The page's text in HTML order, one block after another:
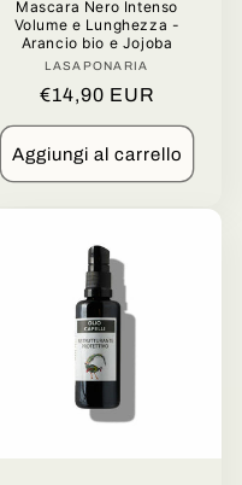
Mascara Nero Intenso
Volume e Lunghezza -
Arancio bio e Jojoba
Produttore:
LASAPONARIA
Prezzo
di
listino
€14,90 EUR
Aggiungi al carrello